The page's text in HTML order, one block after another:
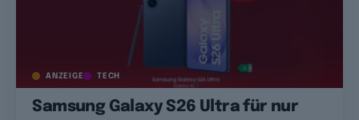
ANZEIGE TECH
Samsung Galaxy S26 Ultra für nur